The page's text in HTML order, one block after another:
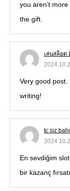
you aren’t
the gift.
เล่นสล็อต
Very good
writing!
tc siz
En sevdiğim
bir kazanç